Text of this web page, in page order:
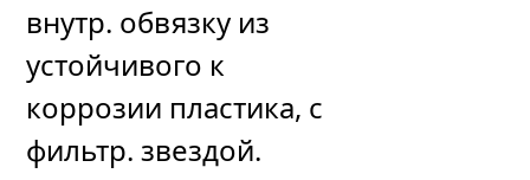
внутр. обвязку из
устойчивого к
коррозии пластика, с
фильтр. звездой.